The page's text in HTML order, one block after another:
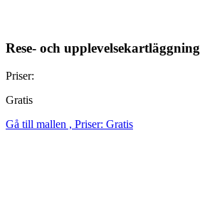
Rese- och upplevelsekartläggning
Priser:
Gratis
Gå till mallen , Priser: Gratis